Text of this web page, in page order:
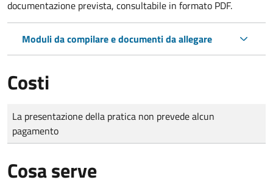
documentazione prevista, consultabile in formato PDF.
Moduli da compilare e documenti da allegare
Costi
Tipo di pagamento
Importo
La presentazione della pratica non prevede alcun
pagamento
Cosa serve